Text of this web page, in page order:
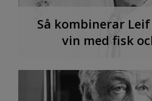
Så kombinerar
vin med fisk